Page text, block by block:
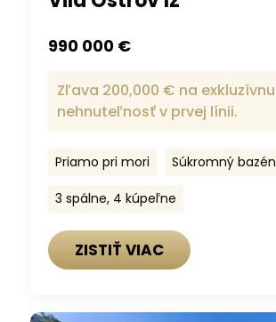
990 000 €
Zľava 200,000 € na exkluzívnu
nehnuteľnosť v prvej línii.
Priamo pri mori Súkromný bazén
3 spálne, 4 kúpeľne
ZISTIŤ VIAC